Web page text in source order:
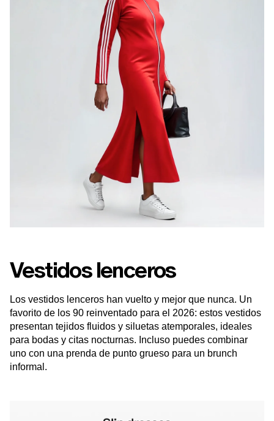
Vestidos lenceros
Los vestidos lenceros han vuelto y mejor que nunca. Un
favorito de los 90 reinventado para el 2026: estos vestidos
presentan tejidos fluidos y siluetas atemporales, ideales
para bodas y citas nocturnas. Incluso puedes combinar
uno con una prenda de punto grueso para un brunch
informal.